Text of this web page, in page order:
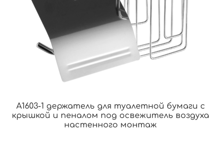
A1603-1 держатель для туалетной бумаги с
крышкой и пеналом под освежитель воздуха
настенного монтаж